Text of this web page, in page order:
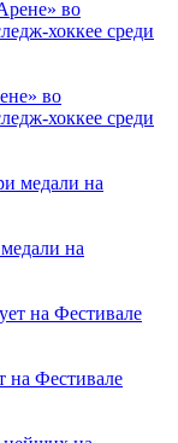
во
хоккее среди
на
на Фестивале